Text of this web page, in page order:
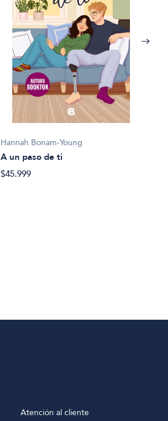
Hannah Bonam-Young
A un paso de ti
$45.999
Atención al cliente